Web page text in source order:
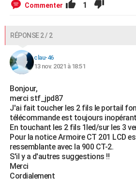
Commenter 1
RÉPONSE 2 / 2
clau-46
13 nov. 2021 à 18:51
Bonjour,
merci stf_jpd87
J'ai fait toucher les 2 fils le portail
télécommande est toujours
En touchant les 2 fils 1led/sur les 3
Pour la notice Armoire CT 201 LCD
ressemblante avec la 900 CT-2.
S'il y a d'autres suggestions !!
Merci
Cordialement